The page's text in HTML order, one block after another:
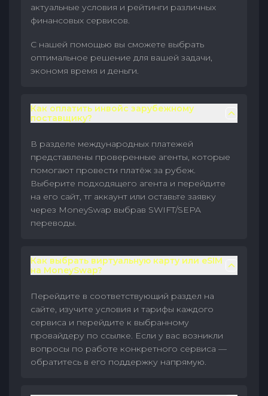
актуальные условия и рейтинги различных
финансовых сервисов.
С нашей помощью вы сможете выбрать
оптимальное решение для вашей задачи,
экономя время и деньги.
Как оплатить инвойс зарубежному
поставщику?
В разделе международных платежей
представлены проверенные агенты, которые
помогают провести платёж за рубеж.
Выберите подходящего агента и перейдите
на его сайт, тг аккаунт или оставьте заявку
через MoneySwap выбрав SWIFT/SEPA
переводы.
Как выбрать виртуальную карту или eSIM
на MoneySwap?
Перейдите в соответствующий раздел на
сайте, изучите условия и тарифы каждого
сервиса и перейдите к выбранному
провайдеру по ссылке. Если у вас возникли
вопросы по работе конкретного сервиса —
обратитесь в его поддержку напрямую.